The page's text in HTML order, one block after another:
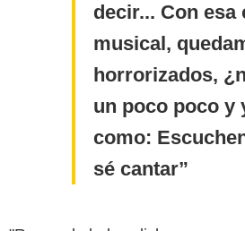
decir... Con esa
musical,
horrorizados,
un poco poco y
como:
sé cantar